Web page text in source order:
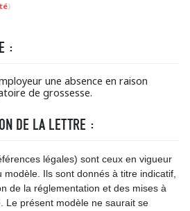
)
:
une absence en raison
de grossesse.
DE LA LETTRE :
légales) sont ceux en vigueur
Ils sont donnés à titre indicatif,
de la réglementation et des mises à
Le présent modèle ne saurait se